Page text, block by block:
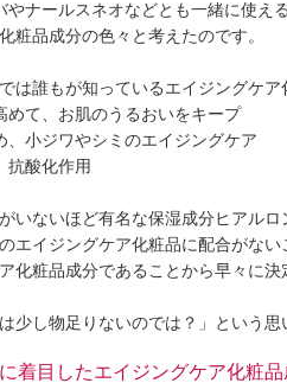
ナールスネオなどとも一緒に使え
粧品成分の色々と考えたのです。
は誰もが知っているエイジングケア
めて、お肌のうるおいをキープ
小ジワやシミのエイジングケア
抗酸化作用
いないほど有名な保湿成分ヒアルロ
エイジングケア化粧品に配合がない
化粧品成分であることから早々に決
少し物足りないのでは？」という思
目したエイジングケア化粧品